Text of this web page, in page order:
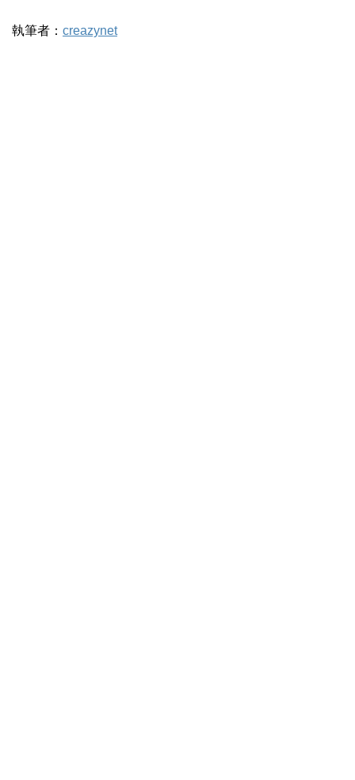
執筆者： creazynet